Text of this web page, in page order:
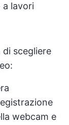
lavori
scegliere
webcam e